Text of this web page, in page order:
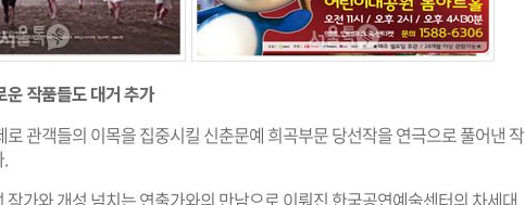
작품들도 대거 추가
로 관객들의 이목을 집중시킬 신춘문예 희곡부문 당선작을 연극으로 풀어낸 작
.
작가와 개성 넘치는 연출가와의 만남으로 이뤄진 한국공연예술센터의 차세대